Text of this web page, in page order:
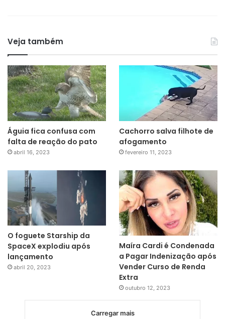
Veja também
Águia fica confusa com
falta de reação do pato
abril 16, 2023
Cachorro salva filhote de
afogamento
fevereiro 11, 2023
O foguete Starship da
SpaceX explodiu após
lançamento
abril 20, 2023
Maíra Cardi é Condenada
a Pagar Indenização após
Vender Curso de Renda
Extra
outubro 12, 2023
Carregar mais